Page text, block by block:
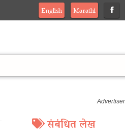
English
Marathi
संबंधित लेख